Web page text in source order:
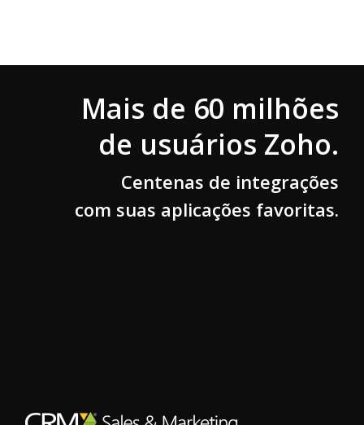
Mais de 60 milhões
de usuários Zoho.
Centenas de integrações
com suas aplicações favoritas.